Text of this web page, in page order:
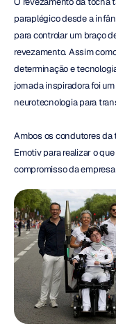
paraplégico desde a
para controlar um braço
revezamento. Assim
determinação e
jornada inspiradora foi
neurotecnologia para
Ambos os condutores da
Emotiv para realizar o
compromisso da